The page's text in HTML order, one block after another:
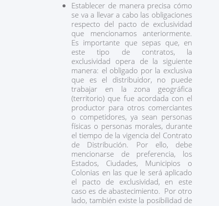
Establecer de manera precisa cómo
se va a llevar a cabo las obligaciones
respecto del pacto de exclusividad
que mencionamos anteriormente.
Es importante que sepas que, en
este tipo de contratos, la
exclusividad opera de la siguiente
manera: el obligado por la exclusiva
que es el distribuidor, no puede
trabajar en la zona geográfica
(territorio) que fue acordada con el
productor para otros comerciantes
o competidores, ya sean personas
físicas o personas morales, durante
el tiempo de la vigencia del Contrato
de Distribución. Por ello, debe
mencionarse de preferencia, los
Estados, Ciudades, Municipios o
Colonias en las que le será aplicado
el pacto de exclusividad, en este
caso es de abastecimiento. Por otro
lado, también existe la posibilidad de